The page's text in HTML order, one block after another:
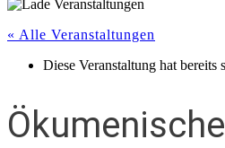
« Alle Veranstaltungen
Diese Veranstaltung hat bereits